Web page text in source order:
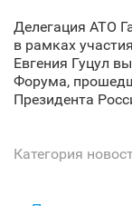
Делегация АТО
в рамках
Евгения Гуцул
Форума,
Президента
Категория